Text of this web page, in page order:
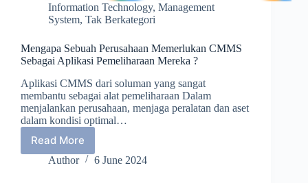
Information Technology, Management
System, Tak Berkategori
Mengapa Sebuah Perusahaan Memerlukan CMMS
Sebagai Aplikasi Pemeliharaan Mereka ?
Aplikasi CMMS dari soluman yang sangat
membantu sebagai alat pemeliharaan Dalam
menjalankan perusahaan, menjaga peralatan dan aset
dalam kondisi optimal…
Read More
Mengapa
Sebuah
Author 6 June 2024